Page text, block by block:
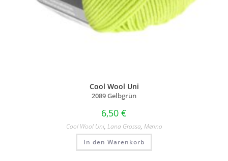
Cool Wool Uni
2089 Gelbgrün
6,50 €
Cool Wool Uni, Lana Grossa, Merino
In den Warenkorb